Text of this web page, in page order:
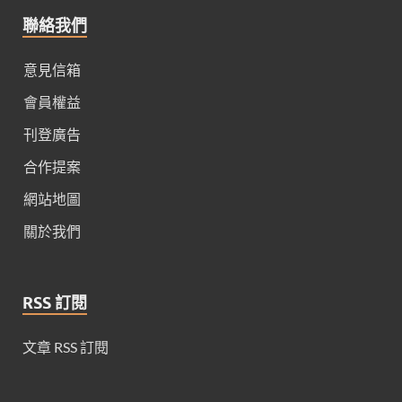
聯絡我們
意見信箱
會員權益
刊登廣告
合作提案
網站地圖
關於我們
RSS 訂閱
文章 RSS 訂閱